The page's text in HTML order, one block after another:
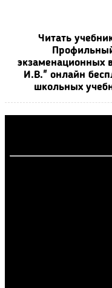
Читать
экзаменационных
И.В." онлайн
школьных